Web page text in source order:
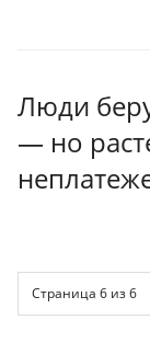
Люди
— но
Страница 6 из 6